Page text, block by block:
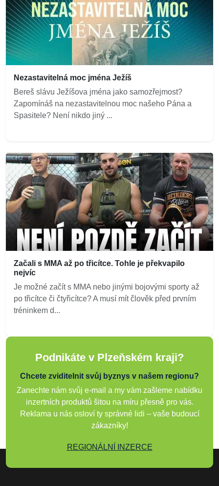
Nezastavitelná moc jména Ježíš
Bereš slávu Ježíšova jména jako samozřejmost?
Zapomínáš na nezastavitelnou moc našeho Pána a
Spasitele? Není nikdo jiný ...
Začali s MMA až po třicítce. Tohle je překvapilo
nejvíc
Je možné začít s MMA nebo jinými bojovými sporty až
po třicítce či čtyřicítce? A musí mít člověk před prvním
tréninkem d...
Podnikáte v Plzeňském kraji?
Chcete zviditelnit svůj byznys v našem regionu?
Zanechte nám svůj e-mail a my vám zašleme nabídku
inzertních produktů šitou na míru přesně pro vás.
Reklama u nás osloví ty správné lidi – vaše budoucí
zákazníky!
REGIONÁLNÍ INZERCE